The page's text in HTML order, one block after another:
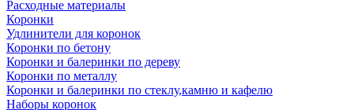
Расходные материалы
Коронки
Удлинители для коронок
Коронки по бетону
Коронки и балеринки по дереву
Коронки по металлу
Коронки и балеринки по стеклу,камню и кафелю
Наборы коронок